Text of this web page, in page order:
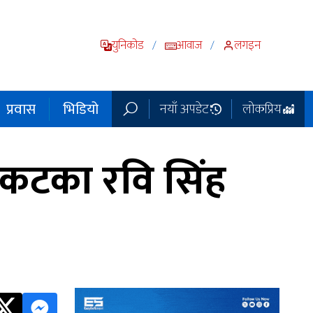
युनिकोड / आवाज / लगइन
प्रवास भिडियो नयाँ अपडेट लोकप्रिय
रवि सिंह